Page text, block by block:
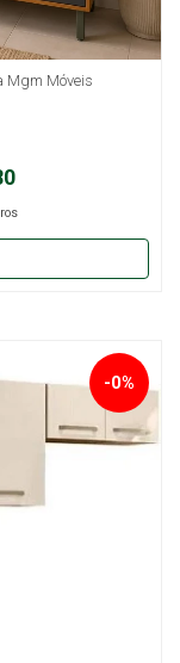
Mgm Móveis
-0%